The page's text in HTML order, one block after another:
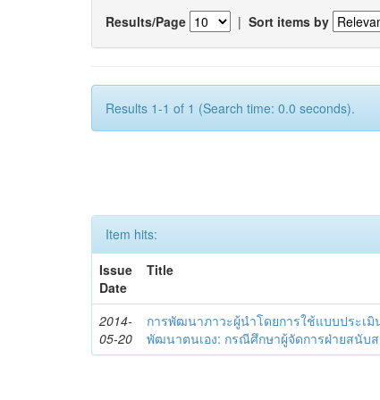
Results/Page | Sort items by
Results 1-1 of 1 (Search time: 0.0 seconds).
Item hits:
Issue
Date
Title
2014-
05-20
การพัฒนาภาวะผู้นำโดยการใช้แบบประเ
พัฒนาตนเอง: กรณีศึกษาผู้จัดการฝ่ายสนับ